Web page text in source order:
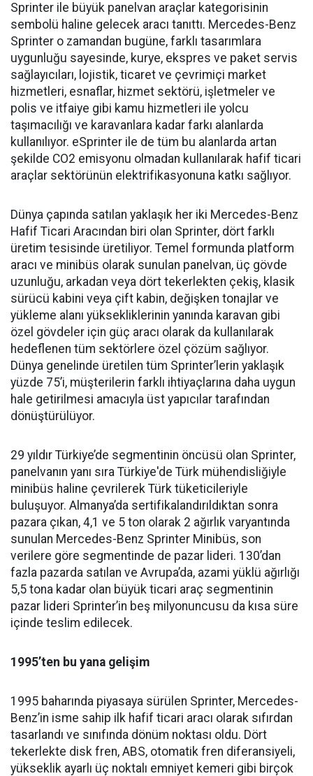
Sprinter ile büyük panelvan araçlar kategorisinin
sembolü haline gelecek aracı tanıttı. Mercedes-Benz
Sprinter o zamandan bugüne, farklı tasarımlara
uygunluğu sayesinde, kurye, ekspres ve paket servis
sağlayıcıları, lojistik, ticaret ve çevrimiçi market
hizmetleri, esnaflar, hizmet sektörü, işletmeler ve
polis ve itfaiye gibi kamu hizmetleri ile yolcu
taşımacılığı ve karavanlara kadar farkı alanlarda
kullanılıyor. eSprinter ile de tüm bu alanlarda artan
şekilde CO2 emisyonu olmadan kullanılarak hafif ticari
araçlar sektörünün elektrifikasyonuna katkı sağlıyor.
Dünya çapında satılan yaklaşık her iki Mercedes-Benz
Hafif Ticari Aracından biri olan Sprinter, dört farklı
üretim tesisinde üretiliyor. Temel formunda platform
aracı ve minibüs olarak sunulan panelvan, üç gövde
uzunluğu, arkadan veya dört tekerlekten çekiş, klasik
sürücü kabini veya çift kabin, değişken tonajlar ve
yükleme alanı yüksekliklerinin yanında karavan gibi
özel gövdeler için güç aracı olarak da kullanılarak
hedeflenen tüm sektörlere özel çözüm sağlıyor.
Dünya genelinde üretilen tüm Sprinter’lerin yaklaşık
yüzde 75’i, müşterilerin farklı ihtiyaçlarına daha uygun
hale getirilmesi amacıyla üst yapıcılar tarafından
dönüştürülüyor.
29 yıldır Türkiye’de segmentinin öncüsü olan Sprinter,
panelvanın yanı sıra Türkiye'de Türk mühendisliğiyle
minibüs haline çevrilerek Türk tüketicileriyle
buluşuyor. Almanya’da sertifikalandırıldıktan sonra
pazara çıkan, 4,1 ve 5 ton olarak 2 ağırlık varyantında
sunulan Mercedes-Benz Sprinter Minibüs, son
verilere göre segmentinde de pazar lideri. 130’dan
fazla pazarda satılan ve Avrupa’da, azami yüklü ağırlığı
5,5 tona kadar olan büyük ticari araç segmentinin
pazar lideri Sprinter’in beş milyonuncusu da kısa süre
içinde teslim edilecek.
1995’ten bu yana gelişim
1995 baharında piyasaya sürülen Sprinter, Mercedes-
Benz’in isme sahip ilk hafif ticari aracı olarak sıfırdan
tasarlandı ve sınıfında dönüm noktası oldu. Dört
tekerlekte disk fren, ABS, otomatik fren diferansiyeli,
yükseklik ayarlı üç noktalı emniyet kemeri gibi birçok